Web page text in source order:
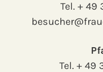
Tel. + 49
Tel. + 49